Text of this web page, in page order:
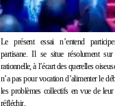
Le présent essai n’entend
partisane. Il se situe résolument
rationnelle, à l’écart des querelles
n’a pas pour vocation d’alimenter le
les problèmes collectifs en vue de
réfléchir,